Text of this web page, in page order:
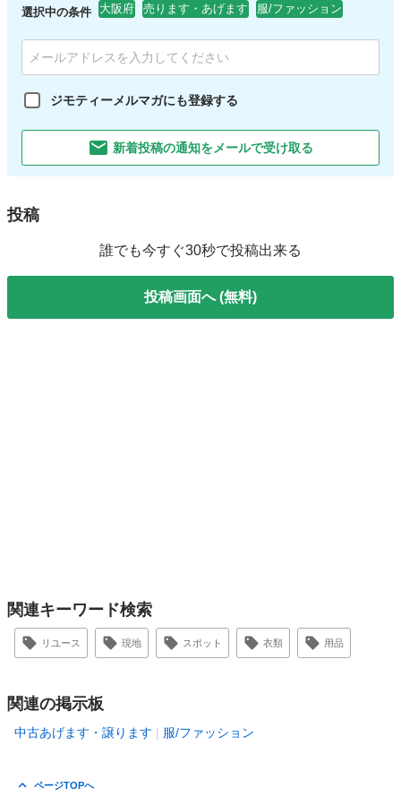
選択中の条件 大阪府 売ります・あげます 服/ファッション
ジモティーメルマガにも登録する
新着投稿の通知をメールで受け取る
投稿
誰でも今すぐ30秒で投稿出来る
投稿画面へ (無料)
関連キーワード検索
リユース 現地 スポット 衣類 用品
関連の掲示板
中古あげます・譲ります 服/ファッション
ページTOPへ